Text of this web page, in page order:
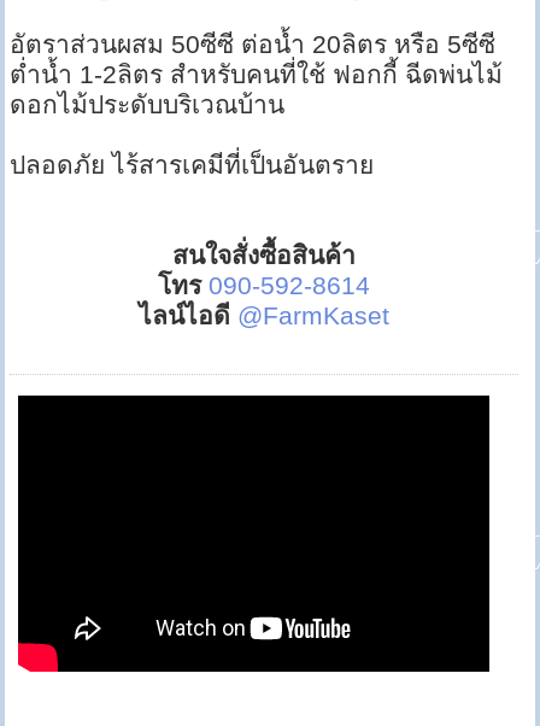
อัตราส่วนผสม 50ซีซี ต่อน้ำ 20ลิตร หรือ 5ซีซี
ต่ำน้ำ 1-2ลิตร สำหรับคนที่ใช้ ฟอกกี้ ฉีดพ่นไม้
ดอกไม้ประดับบริเวณบ้าน
ปลอดภัย ไร้สารเคมีที่เป็นอันตราย
สนใจสั่งซื้อสินค้า
โทร 090-592-8614
ไลน์ไอดี @FarmKaset